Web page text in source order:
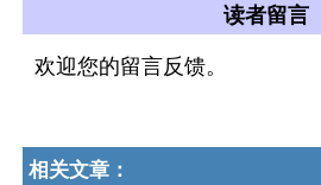
读者留言
欢迎您的留言反馈。
相关文章：